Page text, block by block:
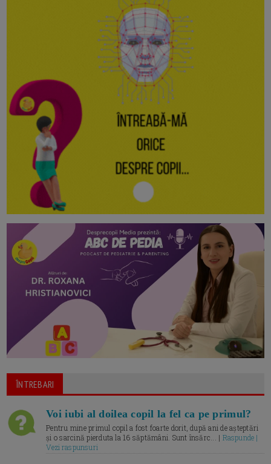
ÎNTREBARI
Voi iubi al doilea copil la fel ca pe primul?
Pentru mine primul copil a fost foarte dorit, după ani de așteptări
și o sarcină pierduta la 16 săptămâni. Sunt însărc... | Raspunde |
Vezi raspunsuri